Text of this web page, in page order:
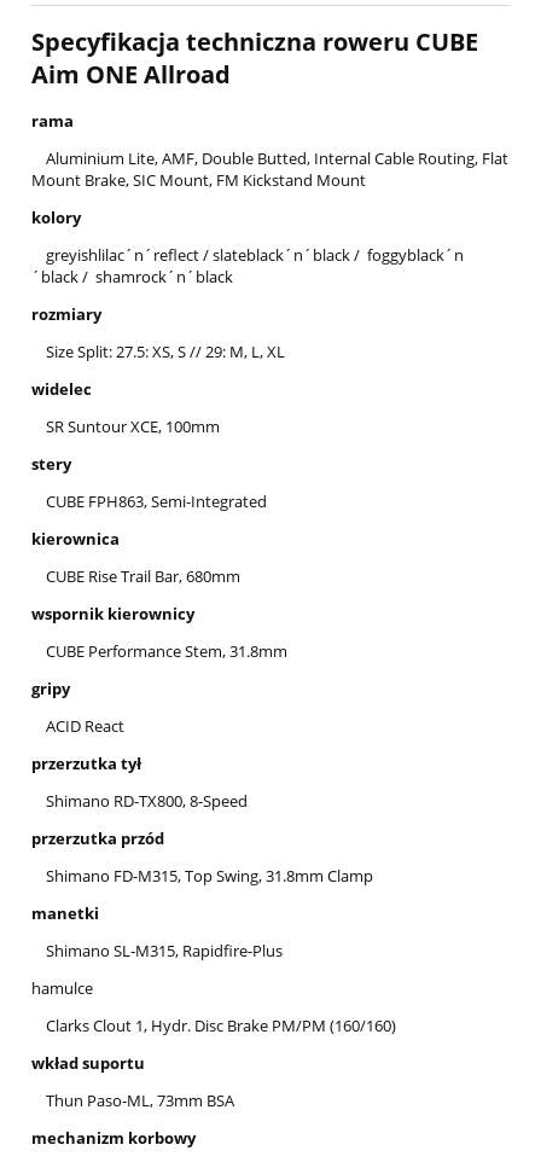
Specyfikacja techniczna roweru CUBE
Aim ONE Allroad
rama
Aluminium Lite, AMF, Double Butted, Internal Cable Routing, Flat
Mount Brake, SIC Mount, FM Kickstand Mount
kolory
greyishlilac´n´reflect / slateblack´n´black / foggyblack´n
´black / shamrock´n´black
rozmiary
Size Split: 27.5: XS, S // 29: M, L, XL
widelec
SR Suntour XCE, 100mm
stery
CUBE FPH863, Semi-Integrated
kierownica
CUBE Rise Trail Bar, 680mm
wspornik kierownicy
CUBE Performance Stem, 31.8mm
gripy
ACID React
przerzutka tył
Shimano RD-TX800, 8-Speed
przerzutka przód
Shimano FD-M315, Top Swing, 31.8mm Clamp
manetki
Shimano SL-M315, Rapidfire-Plus
hamulce
Clarks Clout 1, Hydr. Disc Brake PM/PM (160/160)
wkład suportu
Thun Paso-ML, 73mm BSA
mechanizm korbowy